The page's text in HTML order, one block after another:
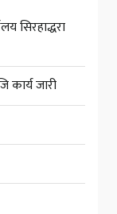
सिरहाद्धरा
कार्य जारी